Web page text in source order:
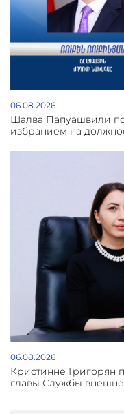
06.08.2026
Шалва Папуашвили
избранием на
06.08.2026
Кристинне Григорян
главы Службы